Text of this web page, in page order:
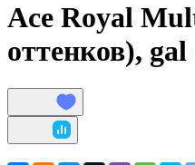
Ace Royal
оттенков),